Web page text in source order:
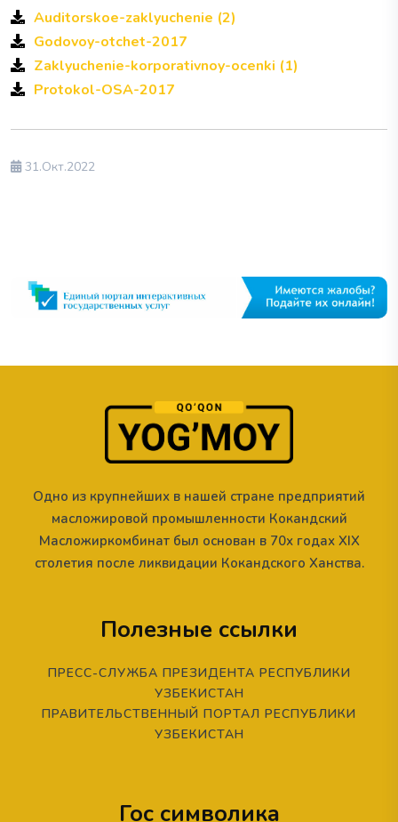
Auditorskoe-zaklyuchenie (2)
Godovoy-otchet-2017
Zaklyuchenie-korporativnoy-ocenki (1)
Protokol-OSA-2017
31.Окт.2022
Одно из крупнейших в нашей стране предприятий
масложировой промышленности Кокандский
Масложиркомбинат был основан в 70х годах XIX
столетия после ликвидации Кокандского Ханства.
Полезные ссылки
ПРЕСС-СЛУЖБА ПРЕЗИДЕНТА РЕСПУБЛИКИ
УЗБЕКИСТАН
ПРАВИТЕЛЬСТВЕННЫЙ ПОРТАЛ РЕСПУБЛИКИ
УЗБЕКИСТАН
Гос символика